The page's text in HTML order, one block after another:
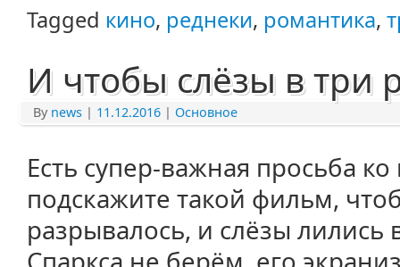
Tagged кино, реднеки, романтика,
И чтобы слёзы в три
By news | 11.12.2016 | Основное
Есть супер-важная просьба
подскажите такой фильм,
разрывалось, и слёзы лились